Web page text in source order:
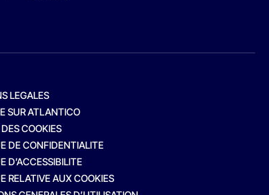
LEGALES
SUR ATLANTICO
COOKIES
DE CONFIDENTIALITE
D’ACCESSIBILITE
RELATIVE AUX COOKIES